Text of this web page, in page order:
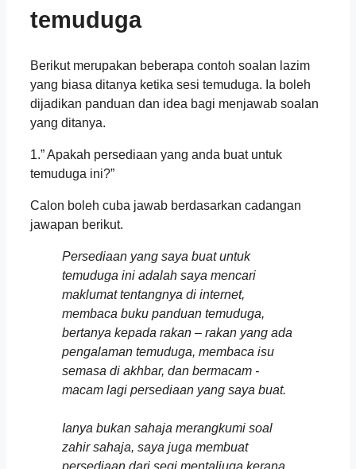
temuduga
Berikut merupakan beberapa contoh soalan lazim
yang biasa ditanya ketika sesi temuduga. Ia boleh
dijadikan panduan dan idea bagi menjawab soalan
yang ditanya.
1.” Apakah persediaan yang anda buat untuk
temuduga ini?”
Calon boleh cuba jawab berdasarkan cadangan
jawapan berikut.
Persediaan yang saya buat untuk
temuduga ini adalah saya mencari
maklumat tentangnya di internet,
membaca buku panduan temuduga,
bertanya kepada rakan – rakan yang ada
pengalaman temuduga, membaca isu
semasa di akhbar, dan bermacam -
macam lagi persediaan yang saya buat.
Ianya bukan sahaja merangkumi soal
zahir sahaja, saya juga membuat